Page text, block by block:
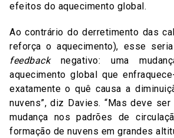
efeitos do aquecimento global.
Ao contrário do derretimento das
reforça o aquecimento), esse
feedbacknegativo: uma
aquecimento global que
exatamente o quê causa a
nuvens”, diz Davies. “Mas deve
mudança nos padrões de
formação de nuvens em grandes